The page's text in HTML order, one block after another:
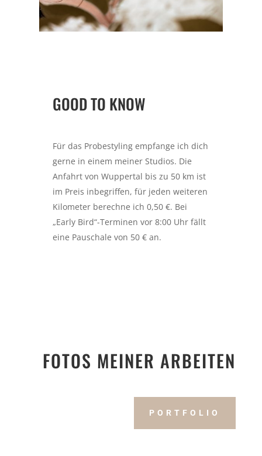
GOOD TO KNOW
Für das Probestyling empfange ich dich
gerne in einem meiner Studios. Die
Anfahrt von Wuppertal bis zu 50 km ist
im Preis inbegriffen, für jeden weiteren
Kilometer berechne ich 0,50 €. Bei
„Early Bird“-Terminen vor 8:00 Uhr fällt
eine Pauschale von 50 € an.
FOTOS MEINER ARBEITEN
PORTFOLIO